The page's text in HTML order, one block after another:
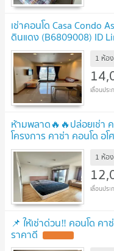
เช่าคอนโด Casa Condo
ดินแดง (B6809008) ID
1 ห้อ
ห้ามพลาด🔥🔥ปล่อยเช่า
โครงการ คาซ่า คอนโด อ
1 ห้อ
📌 ให้เช่าด่วน‼️ คอนโด ค
ราคาดี